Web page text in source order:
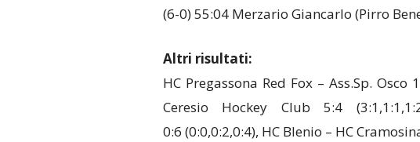
(6-0) 55:04 Merzario Giancarlo (Pirro
Altri risultati:
HC Pregassona Red Fox – Ass.Sp. Osco
Ceresio Hockey Club 5:4
0:6 (0:0,0:2,0:4), HC Blenio – HC